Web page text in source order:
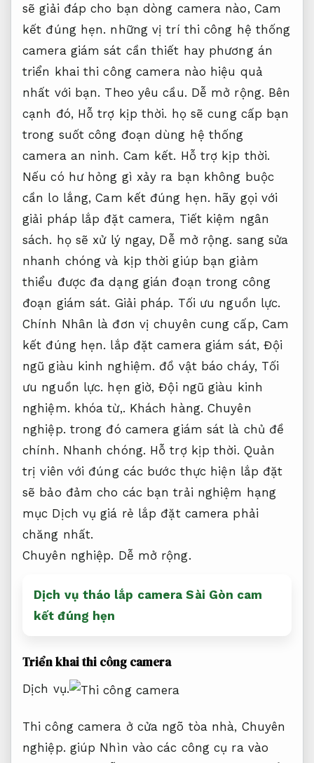
sẽ giải đáp cho bạn dòng camera nào, Cam
kết đúng hẹn. những vị trí thi công hệ thống
camera giám sát cần thiết hay phương án
triển khai thi công camera nào hiệu quả
nhất với bạn. Theo yêu cầu. Dễ mở rộng. Bên
cạnh đó, Hỗ trợ kịp thời. họ sẽ cung cấp bạn
trong suốt công đoạn dùng hệ thống
camera an ninh. Cam kết. Hỗ trợ kịp thời.
Nếu có hư hỏng gì xảy ra bạn không buộc
cần lo lắng,Cam kết đúng hẹn. hãy gọi với
giải pháp lắp đặt camera, Tiết kiệm ngân
sách. họ sẽ xử lý ngay, Dễ mở rộng. sang sửa
nhanh chóng và kịp thời giúp bạn giảm
thiểu được đa dạng gián đoạn trong công
đoạn giám sát. Giải pháp. Tối ưu nguồn lực.
Chính Nhân là đơn vị chuyên cung cấp, Cam
kết đúng hẹn. lắp đặt camera giám sát, Đội
ngũ giàu kinh nghiệm. đồ vật báo cháy, Tối
ưu nguồn lực. hẹn giờ,Đội ngũ giàu kinh
nghiệm. khóa từ,. Khách hàng. Chuyên
nghiệp. trong đó camera giám sát là chủ đề
chính. Nhanh chóng. Hỗ trợ kịp thời. Quản
trị viên với đúng các bước thực hiện lắp đặt
sẽ bảo đảm cho các bạn trải nghiệm hạng
mục Dịch vụ giá rẻ lắp đặt camera phải
chăng nhất.
Chuyên nghiệp. Dễ mở rộng.
Dịch vụ tháo lắp camera Sài Gòn cam
kết đúng hẹn
Triển khai thi công camera
Dịch vụ.
Thi công camera ở cửa ngõ tòa nhà, Chuyên
nghiệp. giúp Nhìn vào các công cụ ra vào